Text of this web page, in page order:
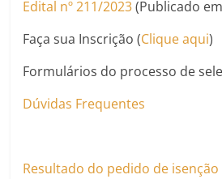
Edital nº 211/2023(Publicado
Faça sua Inscrição (Clique aqui)
Formulários do processo de
Dúvidas Frequentes
Resultado do pedido de